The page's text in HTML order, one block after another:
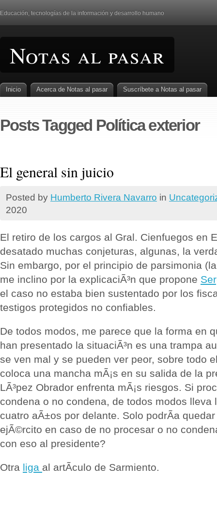
Educación, tecnologí­as de la información y desarrollo humano
Notas al pasar
Inicio Acerca de Notas al pasar Suscrí­bete a Notas al pasar
Posts Tagged Política exterior
El general sin juicio
Posted by Humberto Rivera Navarro in
2020
El retiro de los cargos al Gral. Cienfuegos en
desatado muchas conjeturas, algunas, la
Sin embargo, por el principio de parsimonia
me inclino por la explicaciÃ³n que propone
el caso no estaba bien sustentado por los
testigos protegidos no confiables.
De todos modos, me parece que la forma en
han presentado la situaciÃ³n es una trampa
se ven mal y se pueden ver peor, sobre todo
coloca una mancha mÃ¡s en su salida de la
LÃ³pez Obrador enfrenta mÃ¡s riesgos. Si
condena o no condena, de todos modos lleva
cuatro aÃ±os por delante. Solo podrÃ­a
ejÃ©rcito en caso de no procesar o no
con eso al presidente?
Otra liga al artÃ­culo de Sarmiento.